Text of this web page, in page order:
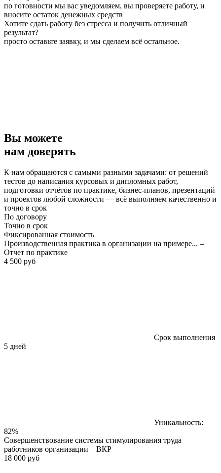
по готовности мы вас уведомляем, вы проверяете работу, и
вносите остаток денежных средств
Хотите сдать работу без стресса и получить отличный
результат?
просто оставьте заявку, и мы сделаем всё остальное.
Вы можете
нам доверять
К нам обращаются с самыми разными задачами: от решений
тестов до написания курсовых и дипломных работ,
подготовки отчётов по практике, бизнес-планов, презентаций
и проектов любой сложности — всё выполняем качественно и
точно в срок
По договору
Точно в срок
Фиксированная стоимость
Производственная практика в организации на примере... –
Отчет по практике
4 500 руб
Срок выполнения
5 дней
Уникальность:
82%
Совершенствование системы стимулирования труда
работников организации – ВКР
18 000 руб